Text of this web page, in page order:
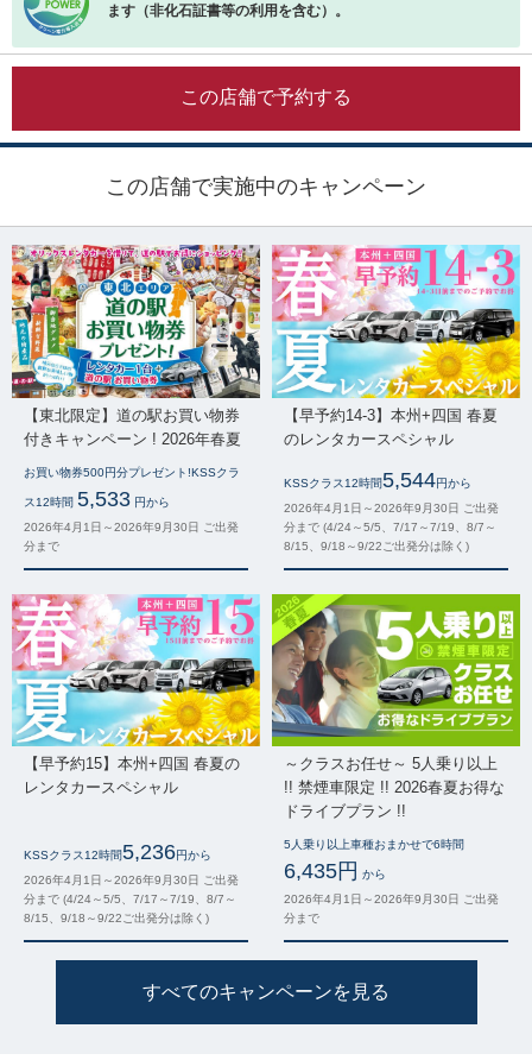
ます（非化石証書等の利用を含む）。
この店舗で予約する
この店舗で実施中のキャンペーン
【東北限定】道の駅お買い物券
付きキャンペーン ! 2026年春夏
お買い物券500円分プレゼント!KSSクラ
ス12時間 5,533 円から
2026年4月1日～2026年9月30日 ご出発
分まで
【早予約14-3】本州+四国 春夏
のレンタカースペシャル
KSSクラス12時間5,544円から
2026年4月1日～2026年9月30日 ご出発
分まで (4/24～5/5、7/17～7/19、8/7～
8/15、9/18～9/22ご出発分は除く)
【早予約15】本州+四国 春夏の
レンタカースペシャル
KSSクラス12時間5,236円から
2026年4月1日～2026年9月30日 ご出発
分まで (4/24～5/5、7/17～7/19、8/7～
8/15、9/18～9/22ご出発分は除く)
～クラスお任せ～ 5人乗り以上
!! 禁煙車限定 !! 2026春夏お得な
ドライブプラン !!
5人乗り以上車種おまかせで6時間
6,435円 から
2026年4月1日～2026年9月30日 ご出発
分まで
すべてのキャンペーンを見る